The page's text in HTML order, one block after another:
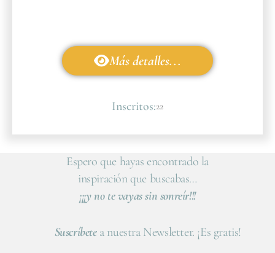
Más detalles...
Inscritos:22
Espero que hayas encontrado la
inspiración que buscabas…
¡¡¡y no te vayas sin sonreír!!!
Suscríbetea nuestra Newsletter. ¡Es gratis!